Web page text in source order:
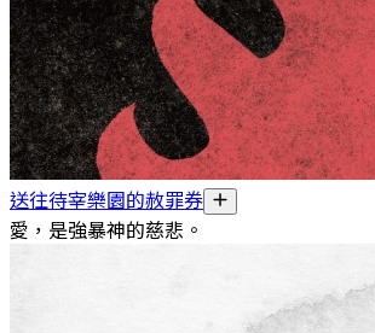
送往待宰樂園的赦罪券
愛，是強暴神的慈悲。